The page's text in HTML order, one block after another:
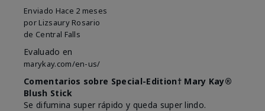
Enviado Hace 2 meses
por Lizsaury Rosario
de Central Falls
Evaluado en
marykay.com/en-us/
Comentarios sobre Special-Edition† Mary Kay®
Blush Stick
Se difumina super rápido y queda super lindo.